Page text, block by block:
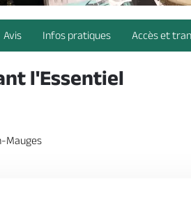
Avis Infos pratiques Accès et
l'Essentiel
Mauges